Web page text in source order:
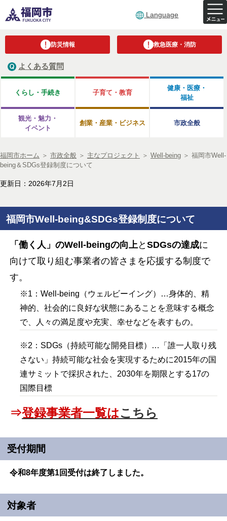
Language
防災情報 救急医療・消防
よくある質問
くらし・手続き 子育て・教育
健康・医療・
福祉
観光・魅力・
イベント
創業・産業・ビジネス 市政全般
福岡市ホーム ＞ 市政全般 ＞ 主なプロジェクト ＞ Well-being ＞ 福岡市Well-
being＆SDGs登録制度について
更新日：2026年7月2日
福岡市Well-being&SDGs登録制度について
「働く人」のWell-beingの向上 とSDGsの達成に
向けて取り組む事業者の皆さまを応援する制度で
す。
※1：Well-being（ウェルビーイング）…身体的、精
神的、社会的に良好な状態にあることを意味する概念
で、人々の満足度や充実、幸せなどを表すもの。
※2：SDGs（持続可能な開発目標）…「誰一人取り残
さない」持続可能な社会を実現するために2015年の国
連サミットで採択された、2030年を期限とする17の
国際目標
⇒登録事業者一覧はこちら
受付期間
令和8年度第1回受付は終了しました。
対象者